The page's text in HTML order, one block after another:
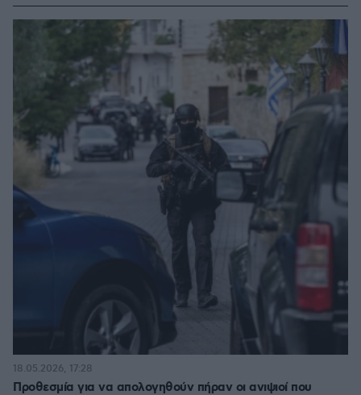
Προθεσμία για να απολογηθούν πήραν οι ανιψιοί που
18.05.2026, 17:28